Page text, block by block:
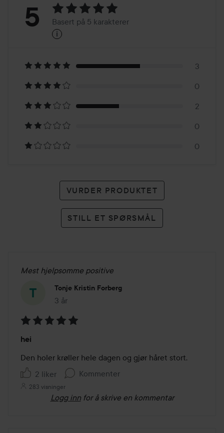
Vurdering:
Basert
på
5
karakterer
5 Basert på 5 karakterer
i
3
0
2
0
0
VURDER PRODUKTET
STILL ET SPØRSMÅL
Mest hjelpsomme positive
Tonje Kristin Forberg
3 år
Innlegget ble opprettet 3 år
5
av
5
hei
Den holer krøller hele dagen og gjør håret stort.
2 liker
Kommenter
283 visninger
Logg inn for å skrive en kommentar